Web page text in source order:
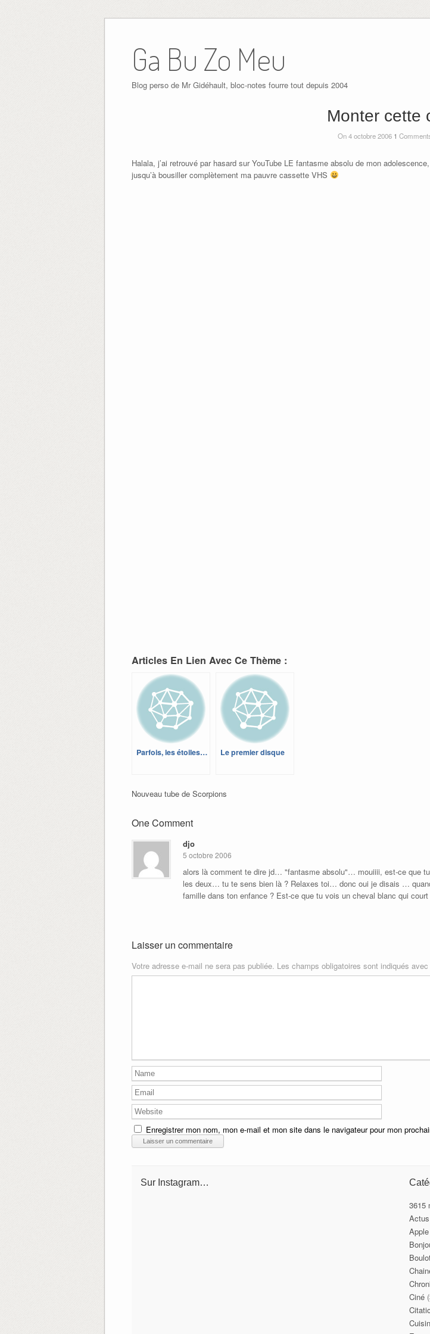
Ga Bu Zo Meu
Blog perso de Mr Gidéhault, bloc-notes fourre tout depuis 2004
Monter cette
On 4 octobre 2006 1
Halala, j’ai retrouvé par hasard sur YouTube LE fantasme absolu de mon
jusqu’à bousiller complètement ma pauvre cassette VHS
Articles En Lien Avec Ce Thème :
Parfois, les étoiles… Le premier disque
Nouveau tube de Scorpions
One Comment
djo
5 octobre 2006
alors là comment te dire jd… "fantasme absolu"… mouiiii, est-ce que tu
les deux… tu te sens bien là ? Relaxes toi… donc oui je disais …
famille dans ton enfance ? Est-ce que tu vois un cheval blanc qui
Laisser un commentaire
Votre adresse e-mail ne sera pas publiée. Les champs obligatoires sont indiqués avec
Enregistrer mon nom, mon e-mail et mon site dans le navigateur pour mon
Sur Instagram…
3615
Actus
Apple
Ciné